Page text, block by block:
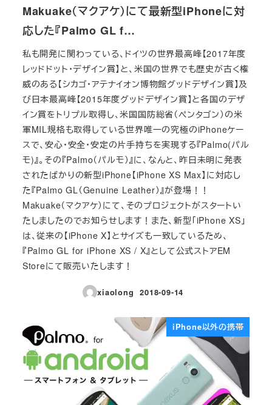
Makuake（マクアケ）にて最新型iPhoneに対
応した『Palmo GL f…
私も開発に関わっている、ドイツの世界最高峰【2017年度
レッドドット・デザイン賞】と、米国の世界でも歴史が古く権
威のある【シカゴ・アテナイオン博物館グッドデザイン賞】及
び日本最高峰【2015年度グッドデザイン賞】と各国のデザ
イン賞をトリプル取得し、米国国防総省（ペンタゴン）の米
軍MIL規格も取得している世界唯一の究極のiPhoneケー
スで、安心・安全・安定の片手持ちを実現する『Palmo(パル
モ)』。その『Palmo（パルモ）』に、なんと、昨日未明に発表
されたばかりの新型iPhone【iPhone XS Max】に対応し
た『Palmo GL（Genuine Leather）』が登場！！
Makuake（マクアケ）にて、そのプロジェクトがスタートい
たしましたのでお知らせします！また、新型「iPhone XS」
は、従来の【iPhone X】とサイズも一致しているため、
『Palmo GL for iPhone XS / X』として公式ストアEM
Storeにて販売いたします！
xiaolong
投稿日
2018-09-14
iPhone以外の携帯